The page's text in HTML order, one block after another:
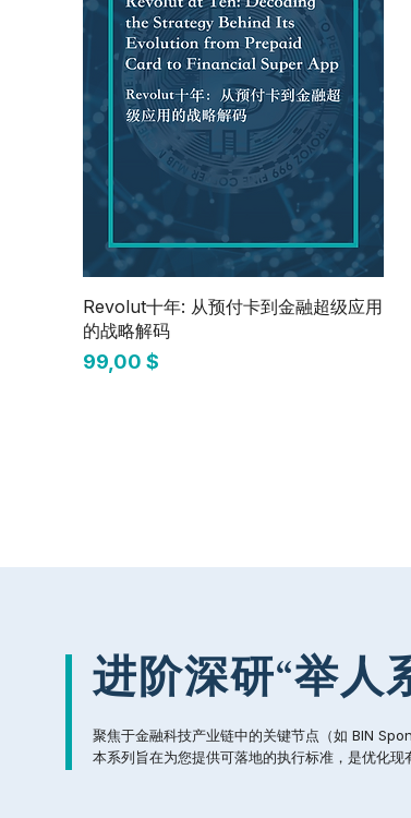
快速瀏覽
Revolut十年: 从预付卡到金融超级应用
的战略解码
價格
99,00 $
进阶深研“举人
聚焦于金融科技产业链中的关键节点（如 BIN
本系列旨在为您提供可落地的执行标准，是优化现